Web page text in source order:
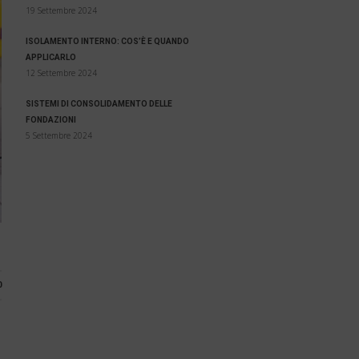
19 Settembre 2024
ISOLAMENTO INTERNO: COS’È E QUANDO
APPLICARLO
12 Settembre 2024
SISTEMI DI CONSOLIDAMENTO DELLE
FONDAZIONI
5 Settembre 2024